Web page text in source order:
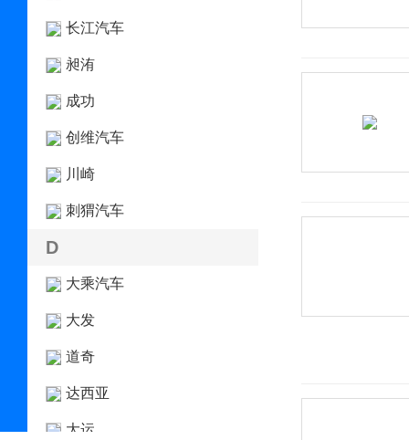
长江汽车
昶洧
成功
创维汽车
川崎
刺猬汽车
D
大乘汽车
大发
道奇
达西亚
大运